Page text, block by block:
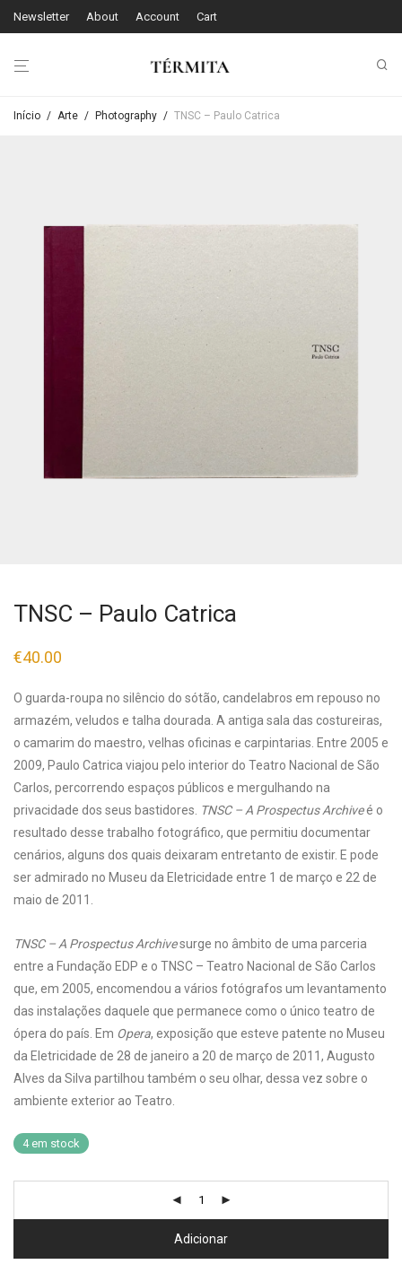
Newsletter About Account Cart
Início / Arte / Photography / TNSC – Paulo Catrica
TNSC – Paulo Catrica
€40.00
O guarda-roupa no silêncio do sótão, candelabros em repouso no
armazém, veludos e talha dourada. A antiga sala das costureiras,
o camarim do maestro, velhas oficinas e carpintarias. Entre 2005 e
2009, Paulo Catrica viajou pelo interior do Teatro Nacional de São
Carlos, percorrendo espaços públicos e mergulhando na
privacidade dos seus bastidores. TNSC – A Prospectus Archiveé o
resultado desse trabalho fotográfico, que permitiu documentar
cenários, alguns dos quais deixaram entretanto de existir. E pode
ser admirado no Museu da Eletricidade entre 1 de março e 22 de
maio de 2011.
TNSC – A Prospectus Archivesurge no âmbito de uma parceria
entre a Fundação EDP e o TNSC – Teatro Nacional de São Carlos
que, em 2005, encomendou a vários fotógrafos um levantamento
das instalações daquele que permanece como o único teatro de
ópera do país. Em Opera, exposição que esteve patente no Museu
da Eletricidade de 28 de janeiro a 20 de março de 2011, Augusto
Alves da Silva partilhou também o seu olhar, dessa vez sobre o
ambiente exterior ao Teatro.
4 em stock
Adicionar